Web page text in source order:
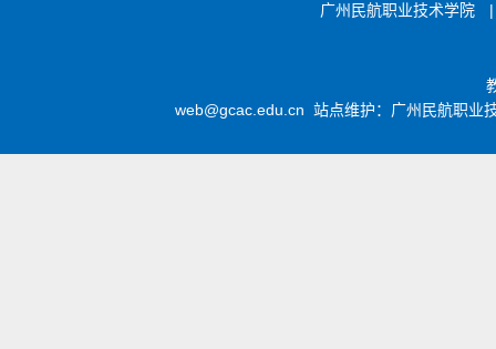
广州民航职业技术学院 |
web@gcac.edu.cn 站点维护：广州民航职业